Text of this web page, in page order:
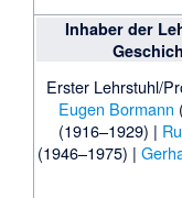
Inhaber der
Erster Lehrstuhl/
Eugen Bormann
(1916–1929) |
(1946–1975) |